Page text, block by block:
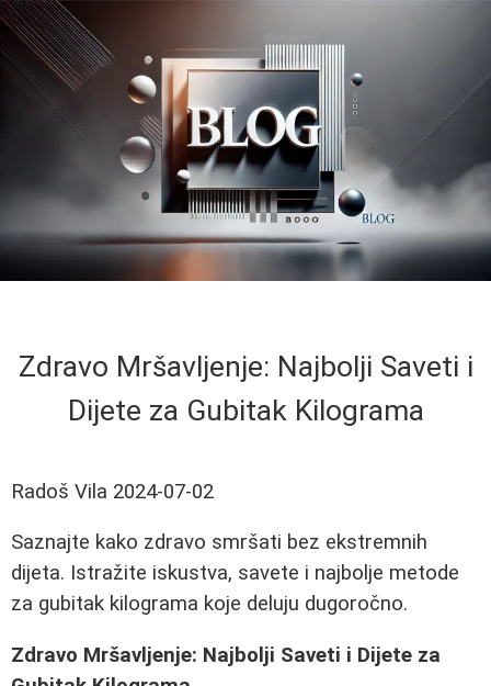
Zdravo Mršavljenje: Najbolji Saveti i
Dijete za Gubitak Kilograma
Radoš Vila 2024-07-02
Saznajte kako zdravo smršati bez ekstremnih
dijeta. Istražite iskustva, savete i najbolje metode
za gubitak kilograma koje deluju dugoročno.
Zdravo Mršavljenje: Najbolji Saveti i Dijete za